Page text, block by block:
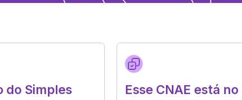
do Simples
Esse CNAE está no